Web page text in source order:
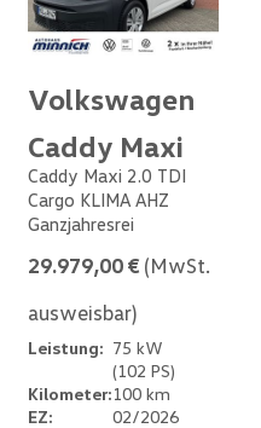
Volkswagen
Caddy Maxi
Caddy Maxi 2.0 TDI
Cargo KLIMA AHZ
Ganzjahresrei
29.979,00 € (MwSt.
ausweisbar)
Leistung: 75 kW
(102 PS)
Kilometer:100 km
EZ:
02/2026